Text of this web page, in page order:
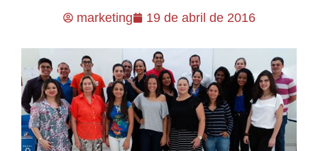
marketing 19 de abril de 2016